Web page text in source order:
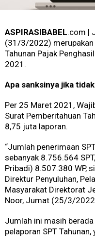
ASPIRASIBABEL.com |
(31/3/2022) merupakan
Tahunan Pajak
2021.
Apa sanksinya jika
Per 25 Maret 2021,
Surat Pemberitahuan
8,75 juta laporan.
“Jumlah penerimaan
sebanyak 8.756.564
Pribadi) 8.507.380 WP,
Direktur Penyuluhan,
Masyarakat Direktorat
Noor, Jumat (25/3/
Jumlah ini masih
pelaporan SPT